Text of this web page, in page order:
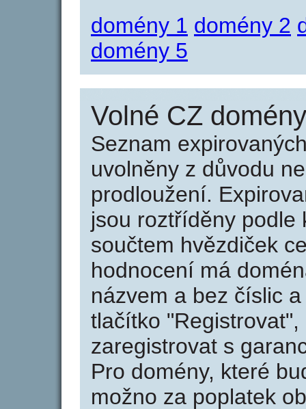
domény 1 domény 2
domény 5
Volné CZ
Seznam
uvolněny z důvodu
prodloužení.
jsou roztříděny podle
součtem hvězdiček
hodnocení má
názvem a bez číslic
tlačítko
zaregistrovat s
Pro domény, které
možno za poplatek